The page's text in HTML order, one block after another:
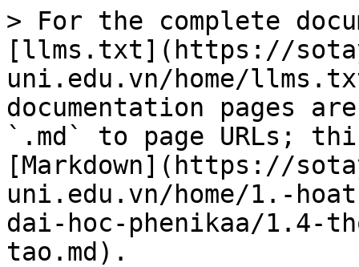
> For the complete
[llms.txt](https://
uni.edu.vn/home/
documentation pages
`.md` to page URLs;
[Markdown](https://
uni.edu.vn/home/1.-
dai-hoc-phenikaa/1.4-
tao.md).